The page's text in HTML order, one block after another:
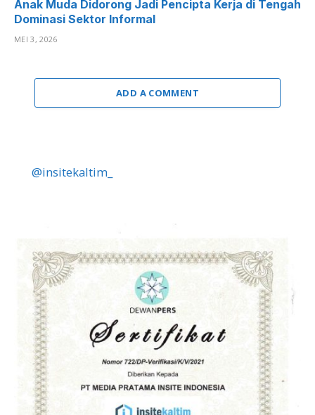
Anak Muda Didorong Jadi Pencipta Kerja di Tengah
Dominasi Sektor Informal
MEI 3, 2026
ADD A COMMENT
@insitekaltim_